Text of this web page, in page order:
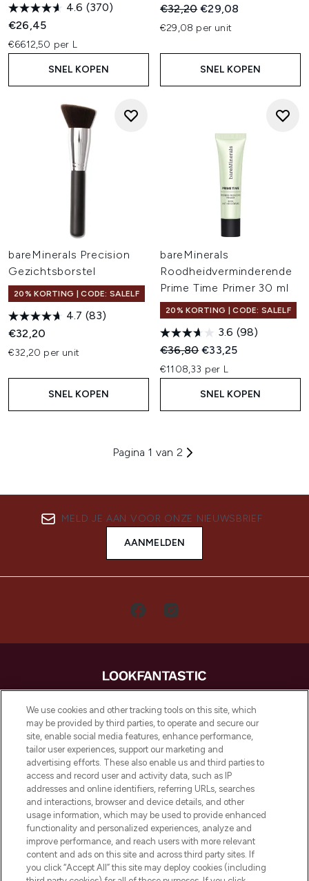
4.6 (370)
€26,45
€6612,50 per L
SNEL KOPEN
Recommended Retail Price:
€32,20Huidige prijs:
€29,08
€29,08 per unit
SNEL KOPEN
bareMinerals Precision
Gezichtsborstel
20% KORTING | CODE: SALELF
4.7 (83)
€32,20
€32,20 per unit
SNEL KOPEN
bareMinerals
Roodheidverminderende
Prime Time Primer 30 ml
20% KORTING | CODE: SALELF
3.6 (98)
Recommended Retail Price:
€36,80Huidige prijs:
€33,25
€1108,33 per L
SNEL KOPEN
Pagina 1 van 2
MELD JE AAN VOOR ONZE NIEUWSBRIEF
AANMELDEN
LOOKFANTASTIC is de ultieme online
beautybestemming van Europa, met de
beste huidverzorging, haarproducten en
make-up van meer dan 200 topmerken.
Shop online of via de app, met gratis
verzending vanaf €40.
Cookie-toestemming
Do Not Sell or Share My Personal
Information
HELP & INFORMATIE
We use cookies and other tracking tools on this site, which
may be provided by third parties, to operate and secure our
site, enable social media features, enhance performance,
tailor user experiences, support our marketing and
advertising efforts. These also enable us and third parties to
access and record user and activity data, such as IP
addresses and online identifiers, referring URLs, searches
and interactions, browser and device details, and other
usage information, which may be used to provide enhanced
functionality and personalized experiences, analyze and
improve performance, and reach users with more relevant
content and ads on this site and across third party sites. If
you click “Accept All” this site may deploy cookies (including